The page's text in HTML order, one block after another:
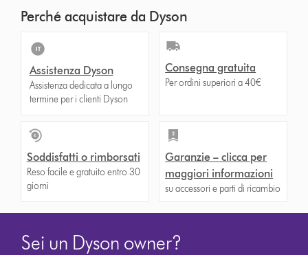
Perché acquistare da Dyson
Assistenza Dyson
Assistenza dedicata a lungo
termine per i clienti Dyson
Consegna gratuita
Per ordini superiori a 40€
Soddisfatti o rimborsati
Reso facile e gratuito entro 30
giorni
Garanzie – clicca per
maggiori informazioni
su accessori e parti di ricambio
Sei un Dyson owner?